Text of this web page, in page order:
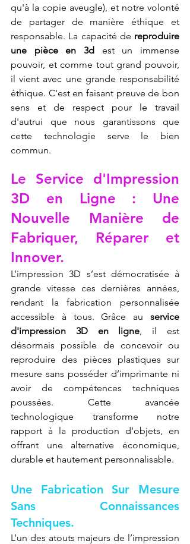
qu'à la copie aveugle), et notre volonté
de partager de manière éthique et
responsable. La capacité de reproduire
une pièce en 3d est un immense
pouvoir, et comme tout grand pouvoir,
il vient avec une grande responsabilité
éthique. C'est en faisant preuve de bon
sens et de respect pour le travail
d'autrui que nous garantissons que
cette technologie serve le bien
commun.
Le Service d'Impression
3D en Ligne : Une
Nouvelle Manière de
Fabriquer, Réparer et
Innover.
L’impression 3D s’est démocratisée à
grande vitesse ces dernières années,
rendant la fabrication personnalisée
accessible à tous. Grâce au service
d'impression 3D en ligne, il est
désormais possible de concevoir ou
reproduire des pièces plastiques sur
mesure sans posséder d’imprimante ni
avoir de compétences techniques
poussées. Cette avancée
technologique transforme notre
rapport à la production d’objets, en
offrant une alternative économique,
durable et hautement personnalisable.
Une Fabrication Sur Mesure
Sans Connaissances
Techniques.
L’un des atouts majeurs de l’impression